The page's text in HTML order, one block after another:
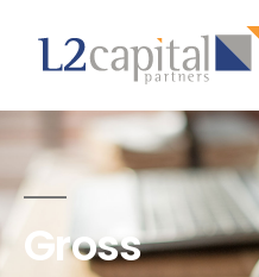
Gross